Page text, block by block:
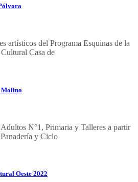
artísticos del Programa Esquinas de la
Casa de
Molino
N°1, Primaria y Talleres a partir
y Ciclo
Oeste 2022